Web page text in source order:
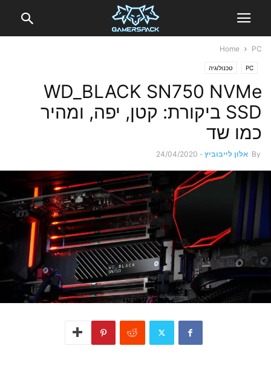
Home PC
PC טכנולוגיה
WD_BLACK SN750 NVMe
SSD ביקורת: קטן, יפה, ומהיר
כמו שד
By אלון לייבוביץ -
24/04/2020